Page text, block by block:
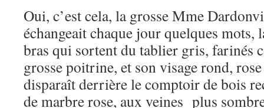
Oui, c’est cela, la grosse Mme
échangeait chaque jour quelques mots,
bras qui sortent du tablier gris, farinés
grosse poitrine, et son visage rond,
disparaît derrière le comptoir de bois
de marbre rose, aux veines plus